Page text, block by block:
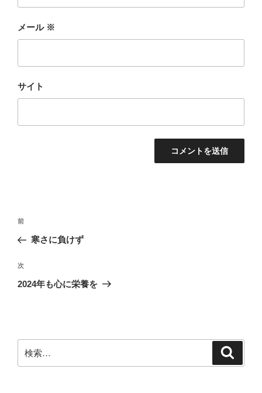
メール ※
サイト
投
ナ
ビ
ゲ
ン
前
の
稿
前
寒さに負けず
次
の
次
2024年も心に栄養を
索: